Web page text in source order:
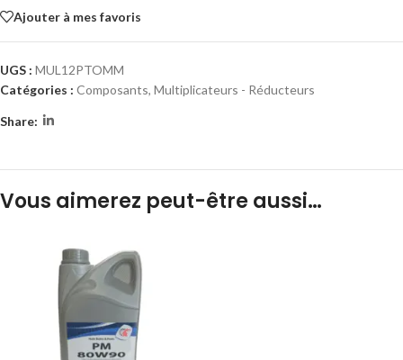
Ajouter à mes favoris
UGS : MUL12PTOMM
Catégories : Composants, Multiplicateurs - Réducteurs
Share:
Vous aimerez peut-être aussi…